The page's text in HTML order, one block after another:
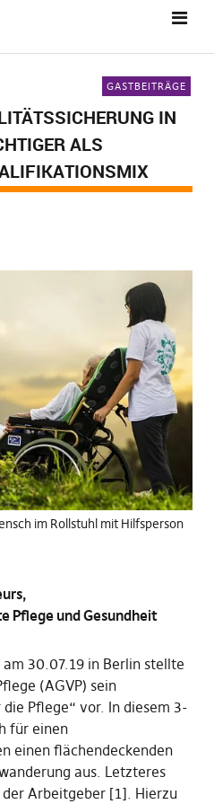
GASTBEITRÄGE
IN
ALS
im Rollstuhl mit Hilfsperson
Pflege und Gesundheit
30.07.19 in Berlin stellte
(AGVP) sein
Pflege“ vor. In diesem 3-
für einen
einen flächendeckenden
aus. Letzteres
Arbeitgeber [1]. Hierzu